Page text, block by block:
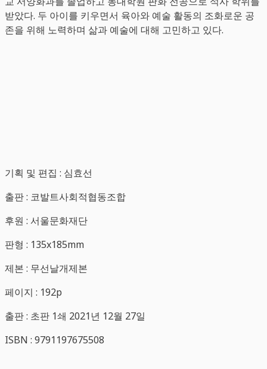
받았다. 두 아이를 키우면서 육아와 예술 활동의 조화로운 공
존을 위해 노력하며 삶과 예술에 대해 고민하고 있다.
기획 및 편집 : 심효선
출판 : 코발트사회적협동조합
후원 : 서울문화재단
판형 : 135x185mm
제본 : 무선날개제본
페이지 : 192p
출판 : 초판 1쇄 2021년 12월 27일
ISBN : 9791197675508